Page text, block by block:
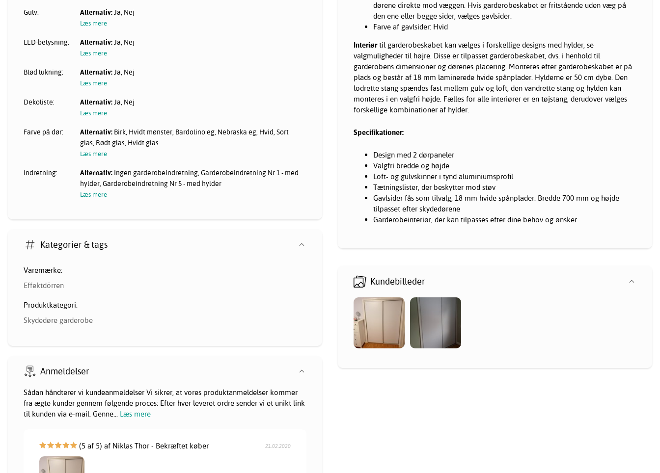
dørene direkte mod væggen. Hvis garderobeskabet er fritstående uden væg på
den ene eller begge sider, vælges gavlsider.
Farve af gavlsider: Hvid
Interiørtil garderobeskabet kan vælges i forskellige designs med hylder, se
valgmuligheder til højre. Disse er tilpasset garderobeskabet, dvs. i henhold til
garderobens dimensioner og dørenes placering. Monteres efter garderobeskabet er på
plads og består af 18 mm laminerede hvide spånplader. Hylderne er 50 cm dybe. Den
lodrette stang spændes fast mellem gulv og loft, den vandrette stang og hylden kan
monteres i en valgfri højde. Fælles for alle interiører er en tøjstang, derudover vælges
forskellige kombinationer af hylder.
Specifikationer:
Design med 2 dørpaneler
Valgfri bredde og højde
Loft- og gulvskinner i tynd aluminiumsprofil
Tætningslister, der beskytter mod støv
Gavlsider fås som tilvalg, 18 mm hvide spånplader. Bredde 700 mm og højde
tilpasset efter skydedørene
Garderobeinteriør, der kan tilpasses efter dine behov og ønsker
Gulv: Alternativ:Ja, Nej
Læs mere
LED-belysning: Alternativ:Ja, Nej
Læs mere
Blød lukning: Alternativ:Ja, Nej
Læs mere
Dekoliste: Alternativ:Ja, Nej
Læs mere
Farve på dør: Alternativ: Birk, Hvidt mønster, Bardolino eg, Nebraska eg, Hvid, Sort
glas, Rødt glas, Hvidt glas
Læs mere
Indretning: Alternativ: Ingen garderobeindretning, Garderobeindretning Nr 1 - med
hylder, Garderobeindretning Nr 5 - med hylder
Læs mere
Kategorier & tags
Varemærke:
Effektdörren
Produktkategori:
Skydedøre garderobe
Kundebilleder
Anmeldelser
Sådan håndterer vi kundeanmeldelser Vi sikrer, at vores produktanmeldelser kommer
fra ægte kunder gennem følgende proces: Efter hver leveret ordre sender vi et unikt link
til kunden via e-mail. Genne... Læs mere
(5 af 5) af Niklas Thor - Bekræftet køber 21.02.2020